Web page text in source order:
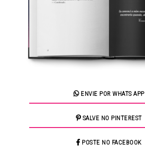
ENVIE POR WHATS APP
SALVE NO PINTEREST
POSTE NO FACEBOOK